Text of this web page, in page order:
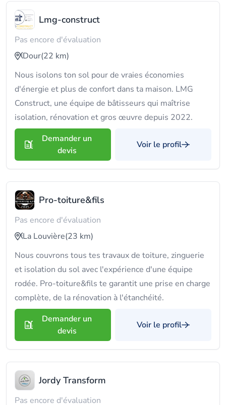
Lmg-construct
Pas encore d'évaluation
Dour(22 km)
Nous isolons ton sol pour de vraies économies
d'énergie et plus de confort dans ta maison. LMG
Construct, une équipe de bâtisseurs qui maîtrise
isolation, rénovation et gros œuvre depuis 2022.
Demander un
devis
Voir le profil
Pro-toiture&fils
Pas encore d'évaluation
La Louvière(23 km)
Nous couvrons tous tes travaux de toiture, zinguerie
et isolation du sol avec l'expérience d'une équipe
rodée. Pro-toiture&fils te garantit une prise en charge
complète, de la rénovation à l'étanchéité.
Demander un
devis
Voir le profil
Jordy Transform
Pas encore d'évaluation